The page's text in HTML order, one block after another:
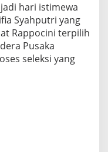
hari istimewa
Syahputri yang
Rappocini terpilih
Pusaka
seleksi yang